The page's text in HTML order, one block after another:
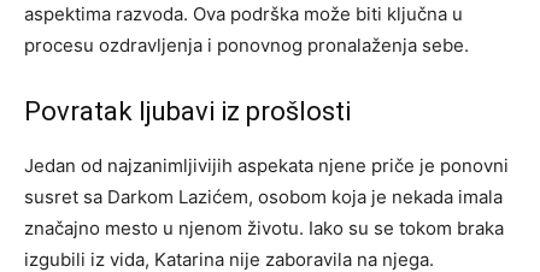
aspektima razvoda. Ova podrška može biti ključna u
procesu ozdravljenja i ponovnog pronalaženja sebe.
Povratak ljubavi iz prošlosti
Jedan od najzanimljivijih aspekata njene priče je ponovni
susret sa Darkom Lazićem, osobom koja je nekada imala
značajno mesto u njenom životu. Iako su se tokom braka
izgubili iz vida, Katarina nije zaboravila na njega.